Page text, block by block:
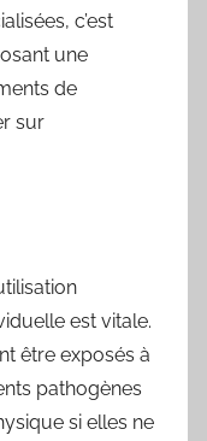
c’est
une
de
sur
est vitale.
être exposés à
pathogènes
si elles ne